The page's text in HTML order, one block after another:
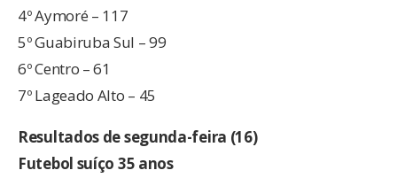
4º Aymoré – 117
5º Guabiruba Sul – 99
6º Centro – 61
7º Lageado Alto – 45
Resultados de segunda-feira (16)
Futebol suíço 35 anos